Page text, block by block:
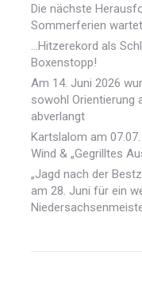
Die nächste
Sommerferien
…Hitzerekord als
Boxenstopp!
Am 14. Juni 2026
sowohl Orientierung
abverlangt
Kartslalom am
Wind & „Gegrilltes
„Jagd nach der
am 28. Juni für ein